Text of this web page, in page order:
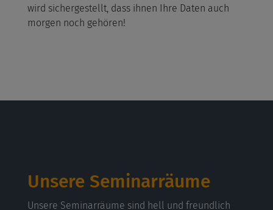
wird sichergestellt, dass ihnen Ihre Daten auch
morgen noch gehören!
Unsere Seminarräume
Unsere Seminarräume sind hell und freundlich